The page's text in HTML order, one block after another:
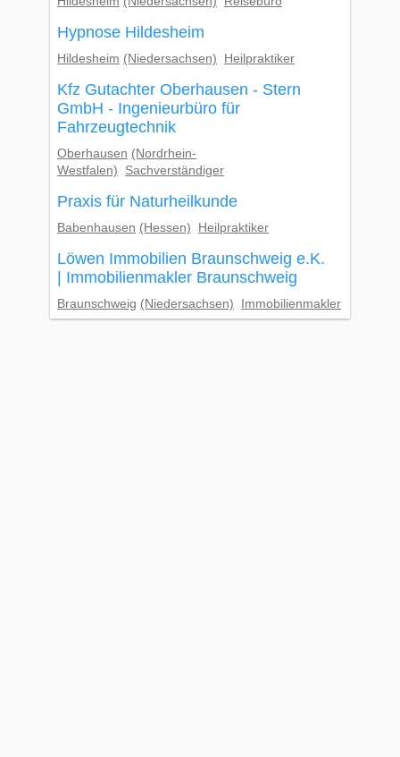
Hypnose Hildesheim
Hildesheim (Niedersachsen) Heilpraktiker
Kfz Gutachter Oberhausen - Stern
GmbH - Ingenieurbüro für
Fahrzeugtechnik
Oberhausen (Nordrhein-
Westfalen)
Sachverständiger
Praxis für Naturheilkunde
Babenhausen (Hessen) Heilpraktiker
Löwen Immobilien Braunschweig e.K.
| Immobilienmakler Braunschweig
Braunschweig (Niedersachsen) Immobilienmakler